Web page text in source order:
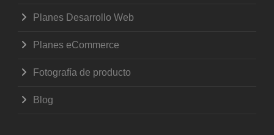
Planes Desarrollo Web
Planes eCommerce
Fotografía de producto
Blog